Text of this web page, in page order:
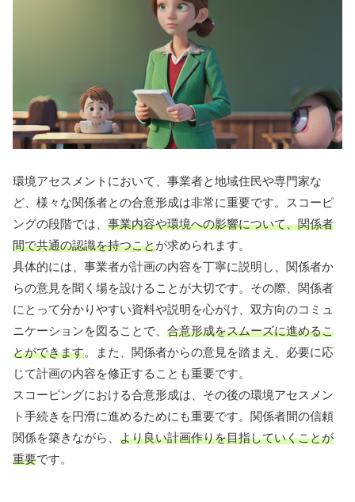
環境アセスメントにおいて、事業者と地域住民や専門家な
ど、様々な関係者との合意形成は非常に重要です。スコーピ
ングの段階では、 事業内容や環境への影響について、関係者
間で共通の認識を持つことが求められます。
具体的には、事業者が計画の内容を丁寧に説明し、関係者か
らの意見を聞く場を設けることが大切です。その際、関係者
にとって分かりやすい資料や説明を心がけ、双方向のコミュ
ニケーションを図ることで、 合意形成をスムーズに進めるこ
とができます。また、関係者からの意見を踏まえ、必要に応
じて計画の内容を修正することも重要です。
スコーピングにおける合意形成は、その後の環境アセスメン
ト手続きを円滑に進めるためにも重要です。関係者間の信頼
関係を築きながら、 より良い計画作りを目指していくことが
重要です。